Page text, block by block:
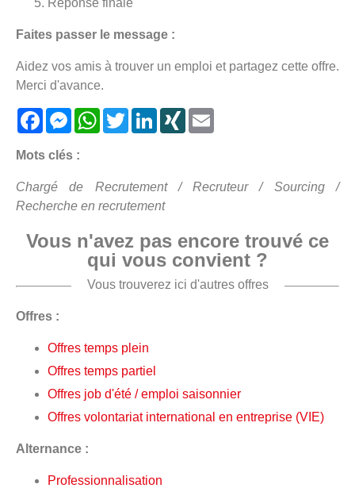
Faites passer le message :
Aidez vos amis à trouver un emploi et partagez cette offre.
Merci d'avance.
FacebookMessenger
WhatsApp
TwitterLinkedIn
XING
Mots clés :
Chargé de Recrutement / Recruteur / Sourcing /
Recherche en recrutement
Vous n'avez pas encore trouvé ce
qui vous convient ?
Vous trouverez ici d'autres offres
Offres :
Offres temps plein
Offres temps partiel
Offres job d'été / emploi saisonnier
Offres volontariat international en entreprise (VIE)
Alternance :
Professionnalisation